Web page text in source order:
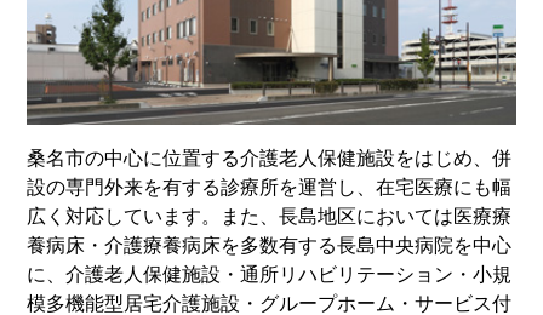
桑名市の中心に位置する介護老人保健施設をはじめ、併
設の専門外来を有する診療所を運営し、在宅医療にも幅
広く対応しています。また、長島地区においては医療療
養病床・介護療養病床を多数有する長島中央病院を中心
に、介護老人保健施設・通所リハビリテーション・小規
模多機能型居宅介護施設・グループホーム・サービス付